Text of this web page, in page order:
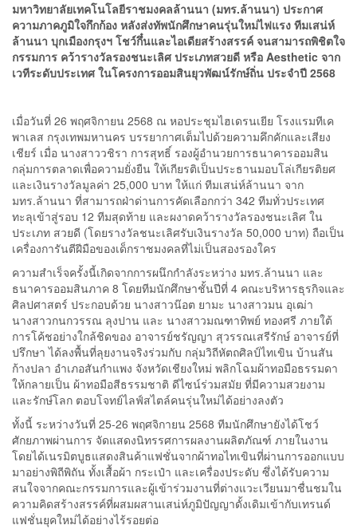
มหาวิทยาลัยเทคโนโลยีราชมงคลล้านนา (มทร.ล้านนา) ประกาศ
ความภาคภูมิใจกึกก้อง หลังส่งทัพนักศึกษาคนรุ่นใหม่ไฟแรง ทีมเสน่ห์
ล้านนา บุกเมืองกรุงฯ โชว์กึ๋นและไอเดียสร้างสรรค์ จนสามารถพิชิตใจ
กรรมการ คว้ารางวัลรองชนะเลิศ ประเภทสวยดี หรือ Aesthetic จาก
เวทีระดับประเทศ ในโครงการออมสินยุวพัฒน์รักษ์ถิ่น ประจำปี 2568
เมื่อวันที่ 26 พฤศจิกายน 2568 ณ หอประชุมไฮเดรนเยีย โรงแรมทีเค
พาเลส กรุงเทพมหานคร บรรยากาศเต็มไปด้วยความคึกคักและเสียง
เชียร์ เมื่อ นางสาววชิรา การสุทธิ์ รองผู้อำนวยการธนาคารออมสิน
กลุ่มการตลาดเพื่อความยั่งยืน ให้เกียรติเป็นประธานมอบโล่เกียรติยศ
และเงินรางวัลมูลค่า 25,000 บาท ให้แก่ ทีมเสน่ห์ล้านนา จาก
มทร.ล้านนา ที่สามารถฝ่าด่านการคัดเลือกกว่า 342 ทีมทั่วประเทศ
ทะลุเข้าสู่รอบ 12 ทีมสุดท้าย และผงาดคว้ารางวัลรองชนะเลิศ ใน
ประเภท สวยดี (โดยรางวัลชนะเลิศรับเงินรางวัล 50,000 บาท) ถือเป็น
เครื่องการันตีฝีมือของเด็กราชมงคลที่ไม่เป็นสองรองใคร
ความสำเร็จครั้งนี้เกิดจากการผนึกกำลังระหว่าง มทร.ล้านนา และ
ธนาคารออมสินภาค 8 โดยทีมนักศึกษาชั้นปีที่ 4 คณะบริหารธุรกิจและ
ศิลปศาสตร์ ประกอบด้วย นางสาวน๊อต ยามะ นางสาวมน อุเฒ่า
นางสาวกนกวรรณ ลุงปาน และ นางสาวมณฑาทิพย์ ทองศรี ภายใต้
การโค้ชอย่างใกล้ชิดของ อาจารย์ชรัญญา สุวรรณเสรีรักษ์ อาจารย์ที่
ปรึกษา ได้ลงพื้นที่ลุยงานจริงร่วมกับ กลุ่มวิถีหัตถศิลป์ไทเขิน บ้านสัน
ก้างปลา อำเภอสันกำแพง จังหวัดเชียงใหม่ พลิกโฉมผ้าทอมือธรรมดา
ให้กลายเป็น ผ้าทอมือสีธรรมชาติ ดีไซน์ร่วมสมัย ที่มีความสวยงาม
และรักษ์โลก ตอบโจทย์ไลฟ์สไตล์คนรุ่นใหม่ได้อย่างลงตัว
ทั้งนี้ ระหว่างวันที่ 25-26 พฤศจิกายน 2568 ทีมนักศึกษายังได้โชว์
ศักยภาพผ่านการ จัดแสดงนิทรรศการผลงานผลิตภัณฑ์ ภายในงาน
โดยได้เนรมิตบูธแสดงสินค้าแฟชั่นจากผ้าทอไทเขินที่ผ่านการออกแบบ
มาอย่างพิถีพิถัน ทั้งเสื้อผ้า กระเป๋า และเครื่องประดับ ซึ่งได้รับความ
สนใจจากคณะกรรมการและผู้เข้าร่วมงานที่ต่างแวะเวียนมาชื่นชมใน
ความคิดสร้างสรรค์ที่ผสมผสานเสน่ห์ภูมิปัญญาดั้งเดิมเข้ากับเทรนด์
แฟชั่นยุคใหม่ได้อย่างไร้รอยต่อ